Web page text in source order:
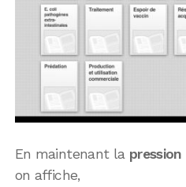
En maintenant la pression
on affiche,